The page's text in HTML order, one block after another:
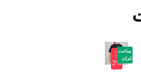
-3
2%
ساخت
ایران